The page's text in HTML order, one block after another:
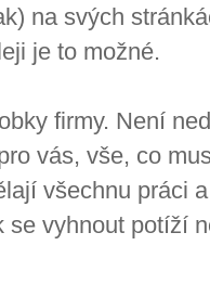
na svých
je to možné.
firmy. Není
vás, vše, co
všechnu práci
se vyhnout potíží